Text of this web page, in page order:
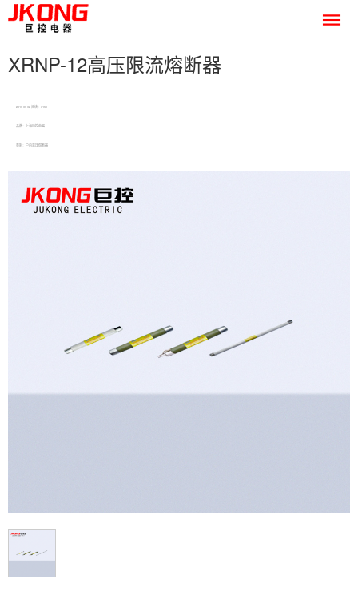
XRNP-12高压限流熔断器
2019-09-02 阅读：3151
品牌：上海巨控电器
类别：户内高压熔断器